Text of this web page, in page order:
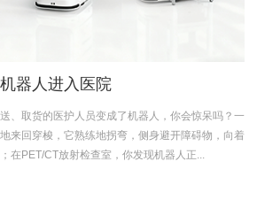
器人进入医院
、取货的医护人员变成了机器人，你会惊呆吗？一
来回穿梭，它熟练地拐弯，侧身避开障碍物，向着
在PET/CT放射检查室，你发现机器人正...